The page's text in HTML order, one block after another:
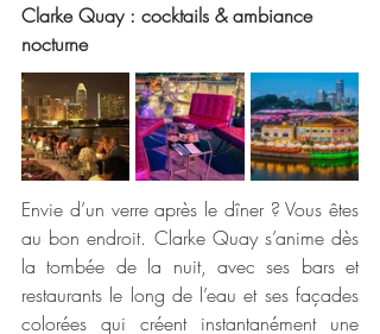
Clarke Quay : cocktails & ambiance
nocturne
Envie d’un verre après le dîner ? Vous êtes
au bon endroit. Clarke Quay s’anime dès
la tombée de la nuit, avec ses bars et
restaurants le long de l’eau et ses façades
colorées qui créent instantanément une